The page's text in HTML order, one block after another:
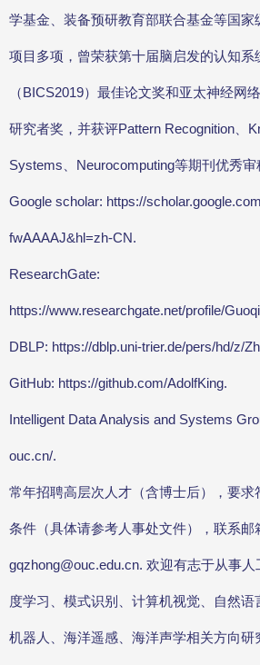
学基金、装备预研教育部联合基金等国
项目多项，曾荣获第十届脑启发的认知系
（BICS2019）最佳论文奖和亚太神经网
研究者奖，并获评Pattern Recognition、
Systems、Neurocomputing等期刊优秀审
Google scholar: https://
fwAAAAJ&hl=zh-CN.
ResearchGate:
https://www.researchgate.net/profile/
DBLP: https://dblp.uni-trier.de/pers/hd/z/
GitHub: https://github.com/AdolfKing.
Intelligent Data Analysis and Systems
ouc.cn/.
常年招聘高层次人才（含博士后），要
条件（具体请参考人事处文件），联系邮
gqzhong@ouc.edu.cn. 欢迎有志于从事
度学习、模式识别、计算机视觉、自然语
机器人、海洋遥感、海洋声学相关方向研